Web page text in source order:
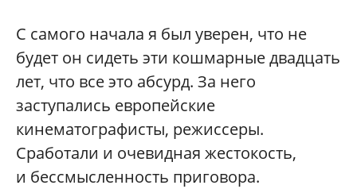
С самого начала я был уверен, что не
будет он сидеть эти кошмарные двадцать
лет, что все это абсурд. За него
заступались европейские
кинематографисты, режиссеры.
Сработали и очевидная жестокость,
и бессмысленность приговора.